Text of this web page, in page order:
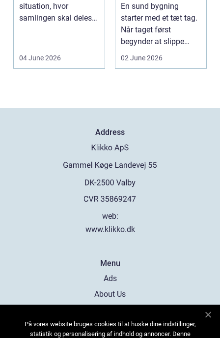
situation, hvor
samlingen skal deles
04 June 2026
En sund bygning
starter med et tæt tag.
Når taget først
begynder at slippe
vand ind, kan skaderne
02 June 2026
Address
web:
www.klikko.dk
Menu
Ads
About Us
Contact
På vores website bruges cookies til at huske dine indstillinger,
statistik og personalisering af indhold og annoncer. Denne